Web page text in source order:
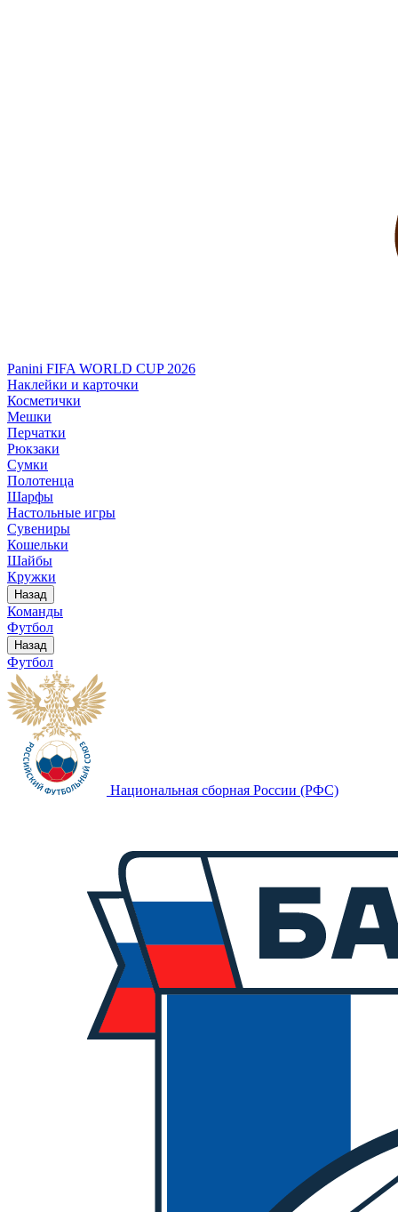
Panini FIFA WORLD CUP 2026
Наклейки и карточки
Косметички
Мешки
Перчатки
Рюкзаки
Сумки
Полотенца
Шарфы
Настольные игры
Сувениры
Кошельки
Шайбы
Кружки
Назад
Команды
Футбол
Назад
Футбол
Национальная сборная России (РФС)